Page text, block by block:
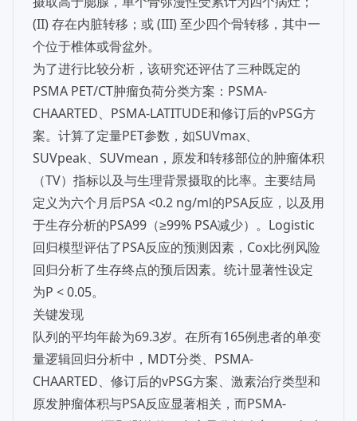
(II) 存在内脏转移；或 (III) 至少四个骨转移，其中一
个位于椎体或骨盆外。
为了进行比较分析，该研究还评估了三种既定的
PSMA PET/CT肿瘤负荷分类方案：PSMA-
CHAARTED、PSMA-LATITUDE和修订后的vPSG方
案。计算了定量PET参数，如SUVmax、
SUVpeak、SUVmean，原发和转移部位的肿瘤体积
（TV）指标以及与生理背景摄取的比率。主要结局
定义为六个月后PSA <0.2 ng/ml的PSA反应，以及用
于生存分析的PSA99（≥99% PSA减少）。Logistic
回归模型评估了PSA反应的预测因素，Cox比例风险
回归分析了生存终点的预后因素。统计显著性设定
为P < 0.05。
关键发现
队列的平均年龄为69.3岁。在所有165例患者的单变
量逻辑回归分析中，MDT分类、PSMA-
CHAARTED、修订后的vPSG方案、激素治疗类型和
原发肿瘤体积与PSA反应显著相关，而PSMA-